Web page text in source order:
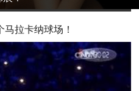
拉卡纳球场！